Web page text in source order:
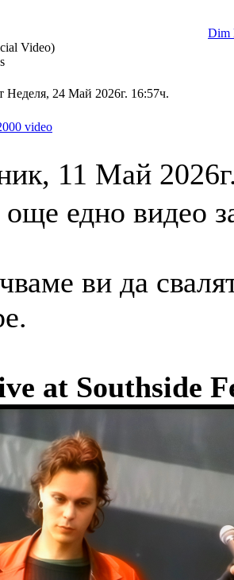
Dim
Video)
Неделя, 24 Май 2026г. 16:57ч.
video
11 Май
едно видео
ви да
at Southside